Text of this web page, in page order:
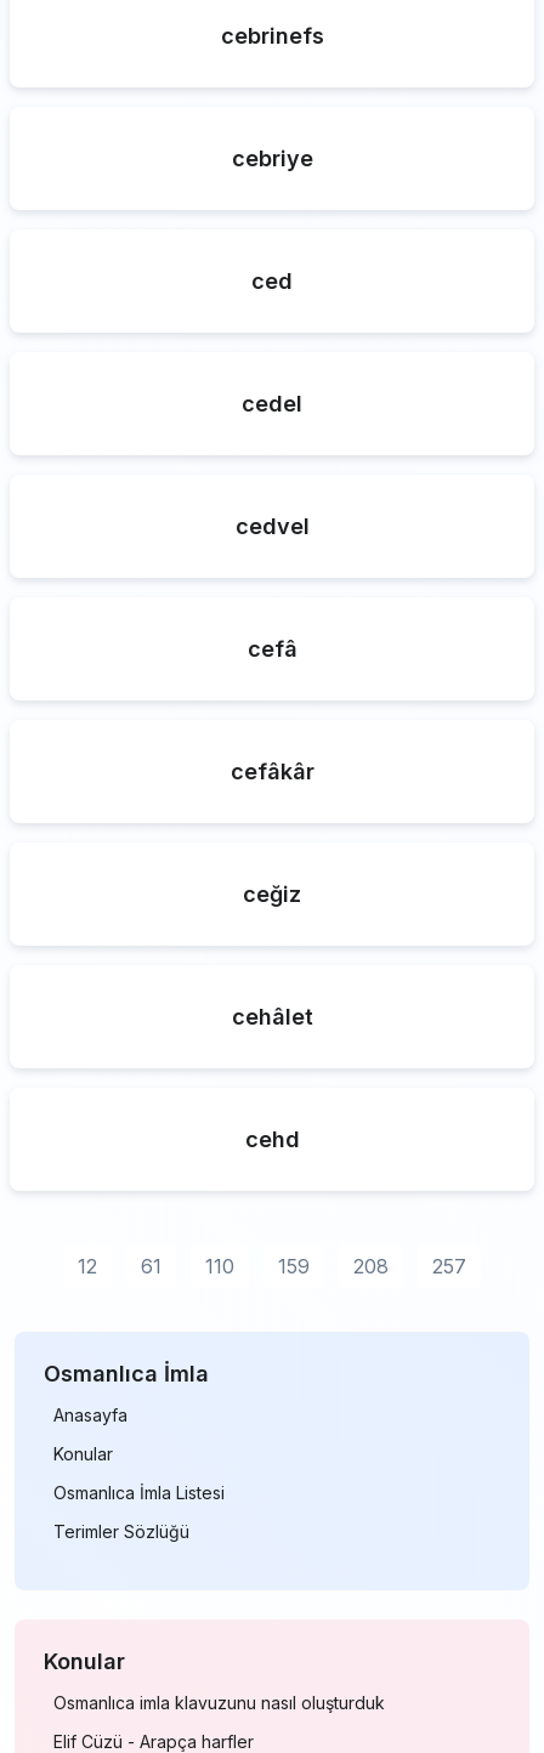
cebrinefs
cebriye
ced
cedel
cedvel
cefâ
cefâkâr
ceğiz
cehâlet
cehd
12 61 110 159 208 257
Osmanlıca İmla
Anasayfa
Konular
Osmanlıca İmla Listesi
Terimler Sözlüğü
Konular
Osmanlıca imla klavuzunu nasıl oluşturduk
Elif Cüzü - Arapça harfler